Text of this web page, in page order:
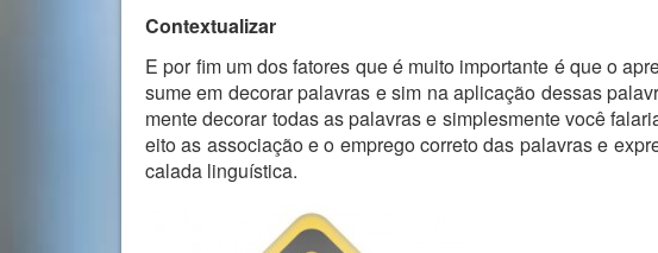
Contextualizar
E por fim um dos fatores que é muito importante é que o
sume em decorar palavras e sim na aplicação dessas
mente decorar todas as palavras e simplesmente você
eito as associação e o emprego correto das palavras e
calada linguística.